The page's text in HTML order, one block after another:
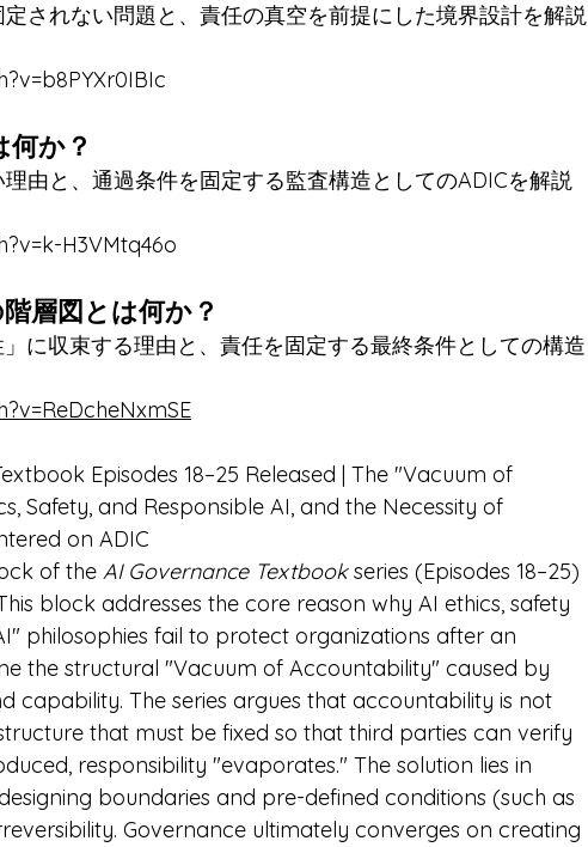
されない問題と、責任の真空を前提にした境界設計を解説
か？
由と、通過条件を固定する監査構造としてのADICを解説
H3VMtq46o
層図とは何か？
に収束する理由と、責任を固定する最終条件としての構造
Episodes 18–25 Released | The "Vacuum of
Safety, and Responsible AI, and the Necessity of
on ADIC
of the AI Governance Textbook series (Episodes 18–25)
block addresses the core reason why AI ethics, safety
philosophies fail to protect organizations after an
the structural "Vacuum of Accountability" caused by
capability. The series argues that accountability is not
that must be fixed so that third parties can verify
responsibility "evaporates." The solution lies in
boundaries and pre-defined conditions (such as
Governance ultimately converges on creating